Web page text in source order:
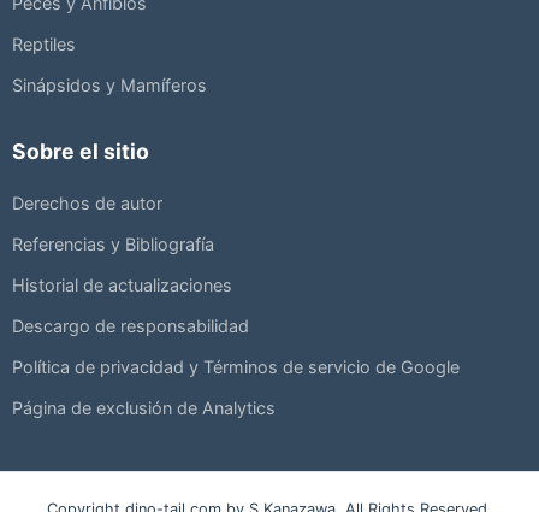
Reptiles
Sinápsidos y Mamíferos
Sobre el sitio
Derechos de autor
Referencias y Bibliografía
Historial de actualizaciones
Descargo de responsabilidad
Política de privacidad y Términos de servicio de Google
Página de exclusión de Analytics